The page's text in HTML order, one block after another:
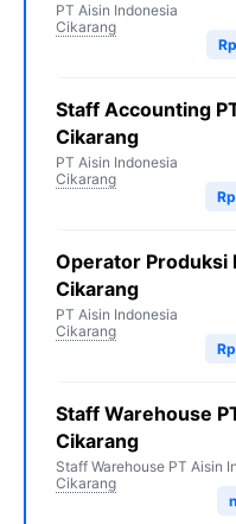
PT Aisin Indonesia
Cikarang
Staff Accounting
Cikarang
PT Aisin Indonesia
Cikarang
Operator Produksi
Cikarang
PT Aisin Indonesia
Cikarang
Staff Warehouse
Cikarang
Staff Warehouse PT Aisin
Cikarang